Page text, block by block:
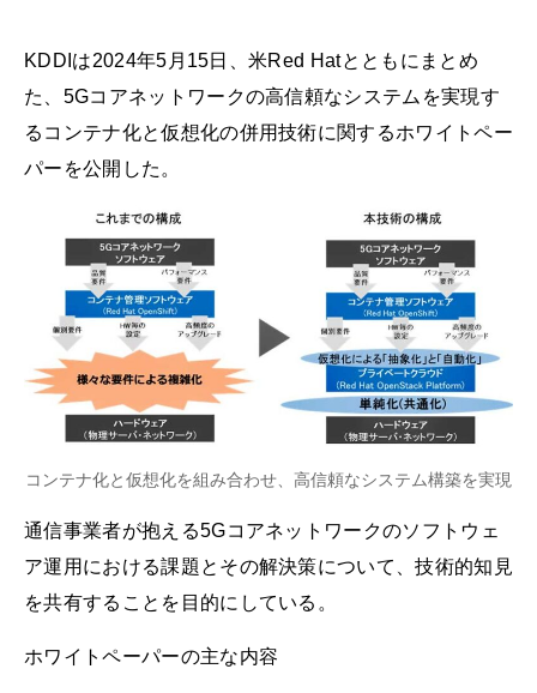
KDDIは2024年5月15日、米Red Hatとともにまとめ
た、5Gコアネットワークの高信頼なシステムを実現す
るコンテナ化と仮想化の併用技術に関するホワイトペー
パーを公開した。
コンテナ化と仮想化を組み合わせ、高信頼なシステム構築を実現
通信事業者が抱える5Gコアネットワークのソフトウェ
ア運用における課題とその解決策について、技術的知見
を共有することを目的にしている。
ホワイトペーパーの主な内容